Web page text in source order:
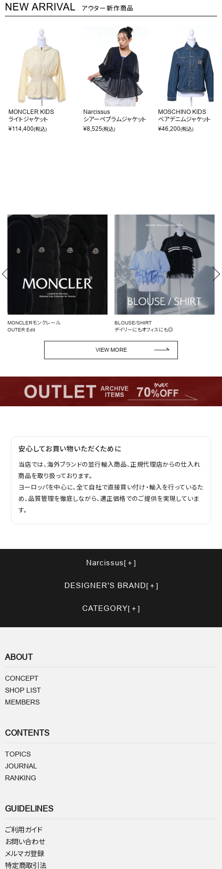
NEW ARRIVAL アウター新作商品
MONCLER KIDS
ライトジャケット
¥114,400(税込)
Narcissus
シアーペプラムジャケット
¥8,525(税込)
MOSCHINO KIDS
ベアデニムジャケット
¥46,200(税込)
BLOUSE/SHIRT
デイリーにもオフィスにも◎
女性らしいシルエットを引き立てる
ペプラムトップス
VIEW MORE
安心してお買い物いただくために
当店では、海外ブランドの並行輸入商品、正規代理店からの仕入れ
商品を取り扱っております。
ヨーロッパを中心に、全て自社で直接買い付け・輸入を行っているた
め、品質管理を徹底しながら、適正価格でのご提供を実現していま
す。
Narcissus
DESIGNER'S BRAND
CATEGORY
ABOUT
CONCEPT
SHOP LIST
MEMBERS
CONTENTS
TOPICS
JOURNAL
RANKING
GUIDELINES
ご利用ガイド
お問い合わせ
メルマガ登録
特定商取引法